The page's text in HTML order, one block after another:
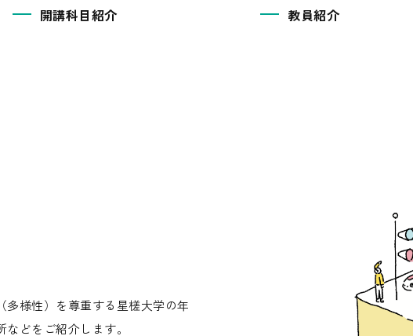
開講科目紹介 教員紹介
様性）を尊重する星槎大学の年
どをご紹介します。